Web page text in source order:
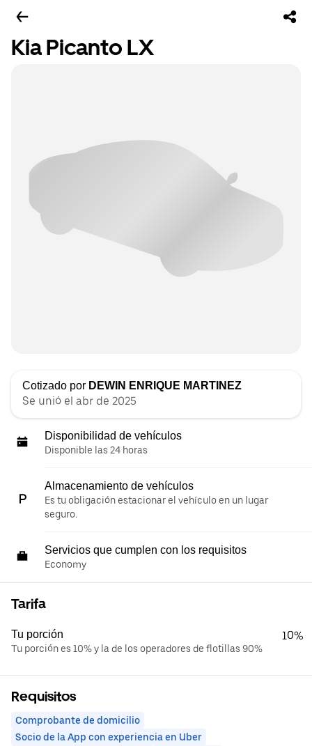
Kia Picanto LX
Cotizado por DEWIN ENRIQUE MARTINEZ
Se unió el abr de 2025
Disponibilidad de vehículos
Disponible las 24 horas
Almacenamiento de vehículos
Es tu obligación estacionar el vehículo en un lugar
seguro.
Servicios que cumplen con los requisitos
Economy
Tarifa
Tu porción
Tu porción es 10% y la de los operadores de flotillas 90%
10%
Requisitos
Comprobante de domicilio
Socio de la App con experiencia en Uber